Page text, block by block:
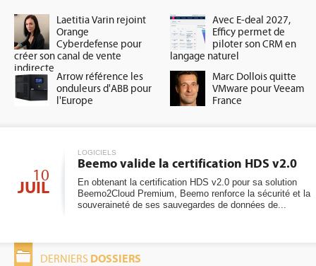
Laetitia Varin rejoint
Orange
Cyberdefense pour
créer son canal de vente
indirecte
Avec E-deal 2027,
Efficy permet de
piloter son CRM en
langage naturel
Arrow référence les
onduleurs d'ABB pour
l'Europe
Marc Dollois quitte
VMware pour Veeam
France
10
JUIL
LOGICIELS
Beemo valide la certification HDS v2.0
En obtenant la certification HDS v2.0 pour sa solution
Beemo2Cloud Premium, Beemo renforce la sécurité et la
souveraineté de ses sauvegardes de données de...
DERNIERS DOSSIERS